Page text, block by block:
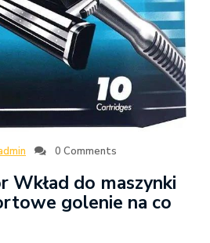
0 Comments
Wkład do maszynki
golenie na co